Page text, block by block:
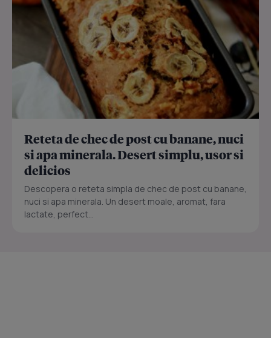
Reteta de chec de post cu banane, nuci
si apa minerala. Desert simplu, usor si
delicios
Descopera o reteta simpla de chec de post cu banane,
nuci si apa minerala. Un desert moale, aromat, fara
lactate, perfect...